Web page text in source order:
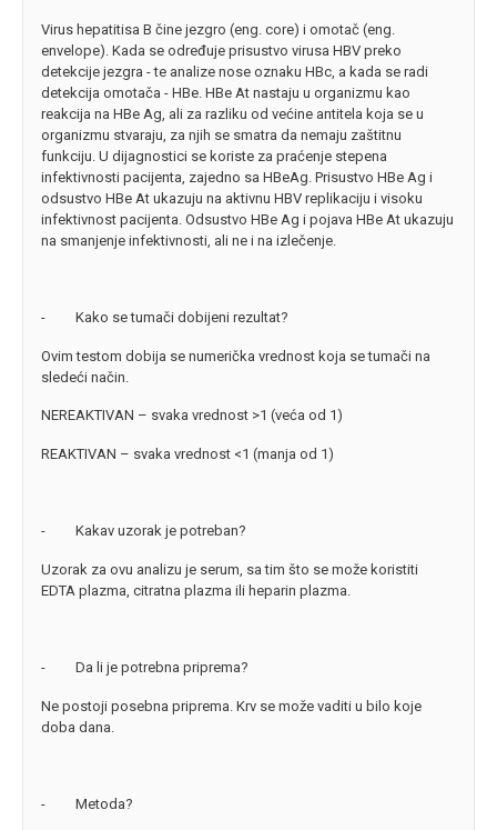
Virus hepatitisa B čine jezgro (eng. core) i omotač (eng.
envelope). Kada se određuje prisustvo virusa HBV preko
detekcije jezgra - te analize nose oznaku HBc, a kada se radi
detekcija omotača - HBe. HBe At nastaju u organizmu kao
reakcija na HBe Ag, ali za razliku od većine antitela koja se u
organizmu stvaraju, za njih se smatra da nemaju zaštitnu
funkciju. U dijagnostici se koriste za praćenje stepena
infektivnosti pacijenta, zajedno sa HBeAg. Prisustvo HBe Ag i
odsustvo HBe At ukazuju na aktivnu HBV replikaciju i visoku
infektivnost pacijenta. Odsustvo HBe Ag i pojava HBe At ukazuju
na smanjenje infektivnosti, ali ne i na izlečenje.
- Kako se tumači dobijeni rezultat?
Ovim testom dobija se numerička vrednost koja se tumači na
sledeći način.
NEREAKTIVAN – svaka vrednost >1 (veća od 1)
REAKTIVAN – svaka vrednost <1 (manja od 1)
- Kakav uzorak je potreban?
Uzorak za ovu analizu je serum, sa tim što se može koristiti
EDTA plazma, citratna plazma ili heparin plazma.
- Da li je potrebna priprema?
Ne postoji posebna priprema. Krv se može vaditi u bilo koje
doba dana.
- Metoda?